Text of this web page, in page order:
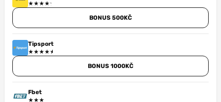
BONUS 500KČ
Tipsport
BONUS 1000KČ
Fbet